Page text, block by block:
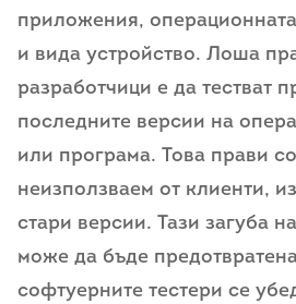
приложения,
и вида устройство. Лоша
разработчици е да тестват
последните версии на
или програма. Това прави
неизползваем от клиенти,
стари версии. Тази загуба
може да бъде
софтуерните тестери се